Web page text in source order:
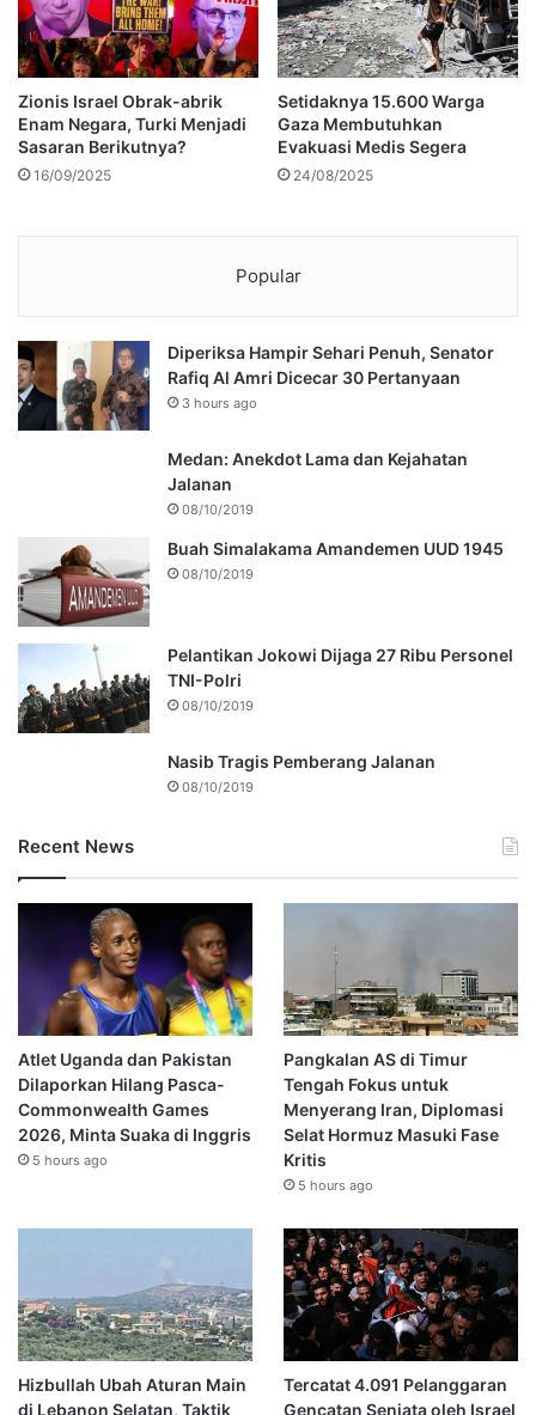
Zionis Israel Obrak-abrik
Enam Negara, Turki Menjadi
Sasaran Berikutnya?
16/09/2025
Setidaknya 15.600 Warga
Gaza Membutuhkan
Evakuasi Medis Segera
24/08/2025
Popular
Diperiksa Hampir Sehari Penuh, Senator
Rafiq Al Amri Dicecar 30 Pertanyaan
3 hours ago
Medan: Anekdot Lama dan Kejahatan
Jalanan
08/10/2019
Buah Simalakama Amandemen UUD 1945
08/10/2019
Pelantikan Jokowi Dijaga 27 Ribu Personel
TNI-Polri
08/10/2019
Nasib Tragis Pemberang Jalanan
08/10/2019
Recent News
Atlet Uganda dan Pakistan
Dilaporkan Hilang Pasca-
Commonwealth Games
2026, Minta Suaka di Inggris
5 hours ago
Pangkalan AS di Timur
Tengah Fokus untuk
Menyerang Iran, Diplomasi
Selat Hormuz Masuki Fase
Kritis
5 hours ago
Hizbullah Ubah Aturan Main
di Lebanon Selatan, Taktik
Tercatat 4.091 Pelanggaran
Gencatan Senjata oleh Israel